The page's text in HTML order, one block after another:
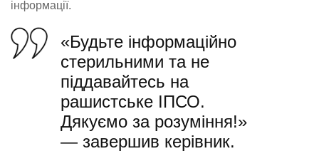
інформації.
«Будьте інформаційно
стерильними та не
піддавайтесь на
рашистське ІПСО.
Дякуємо за розуміння!»
— завершив керівник.